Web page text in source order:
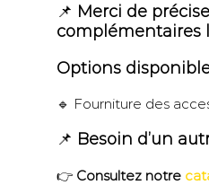
📌 Merci de
complémentaires
Options
🔹 Fourniture des
📌 Besoin d’un
👉 Consultez notre